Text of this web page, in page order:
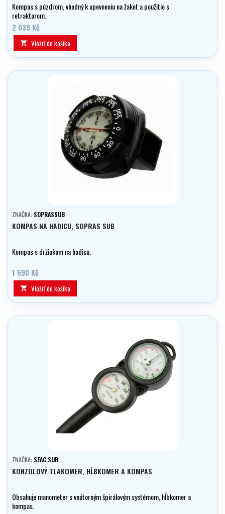
Kompas s púzdrom, vhodný k upevneniu na žaket a použitie s
retraktorom.
2 039 Kč
 Vložiť do košíka
ZNAČKA: SOPRASSUB
KOMPAS NA HADICU, SOPRAS SUB
Kompas s držiakom na hadicu.
1 690 Kč
 Vložiť do košíka
ZNAČKA: SEAC SUB
KONZOLOVÝ TLAKOMER, HĹBKOMER A KOMPAS
Obsahuje manometer s vnútorným špirálovým systémom, hĺbkomer a
kompas.